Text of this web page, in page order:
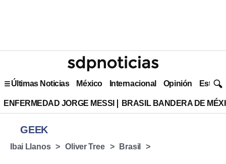
Últimas Noticias México Internacional Opinión Estilo
ENFERMEDAD JORGE MESSI BRASIL BANDERA DE
GEEK
Ibai Llanos Oliver Tree Brasil